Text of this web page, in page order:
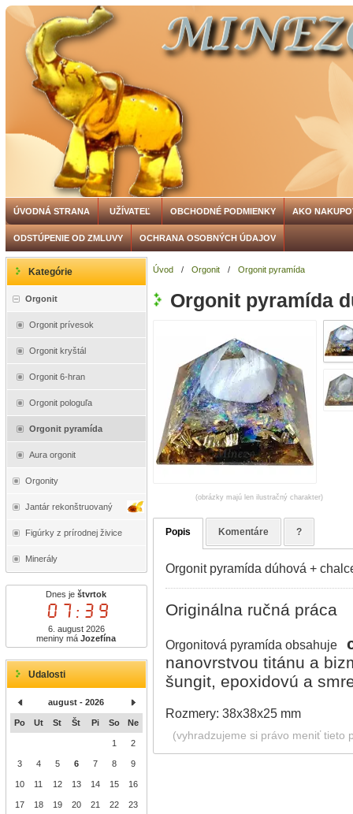
ÚVODNÁ STRANA UŽÍVATEĽ OBCHODNÉ PODMIENKY AKO
ODSTÚPENIE OD ZMLUVY OCHRANA OSOBNÝCH ÚDAJOV
Kategórie
Orgonit
Orgonit prívesok
Orgonit kryštál
Orgonit 6-hran
Orgonit pologuľa
Orgonit pyramída
Aura orgonit
Orgonity
Jantár rekonštruovaný
Figúrky z prírodnej živice
Minerály
Dnes ještvrtok
07:39
6. august 2026
meniny máJozefína
Udalosti
august - 2026
Po Ut St Št Pi So Ne
1 2
3 4 5 6 7 8 9
10 11 12 13 14 15 16
17 18 19 20 21 22 23
Úvod / Orgonit / Orgonit pyramída
Orgonit pyramída
(obrázky majú len ilustračný charakter)
Popis Komentáre ?
Orgonit pyramída dúhová +
Originálna ručná práca
Orgonitová pyramída obsahuje
nanovrstvou titánu a
šungit, epoxidovú a
Rozmery: 38x38x25 mm
(vyhradzujeme si právo meniť tieto